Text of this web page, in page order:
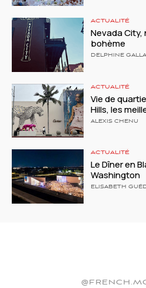
ACTUALITÉ
Nevada
bohème
DELPHINE
ACTUALITÉ
Vie de
Hills, les
ALEXIS CHENU
ACTUALITÉ
Le Dîner en
Washington
ELISABETH